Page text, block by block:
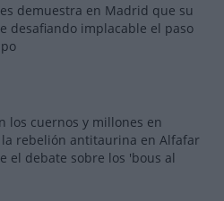
demuestra en Madrid que su
desafiando implacable el paso
los cuernos y millones en
la rebelión antitaurina en Alfafar
el debate sobre los 'bous al